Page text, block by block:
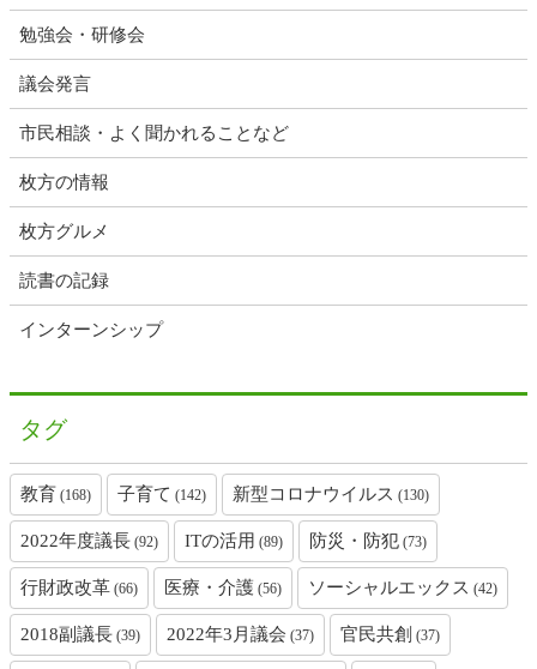
勉強会・研修会
議会発言
市民相談・よく聞かれることなど
枚方の情報
枚方グルメ
読書の記録
インターンシップ
タグ
教育 (168) 子育て (142) 新型コロナウイルス (130)
2022年度議長 (92) ITの活用 (89) 防災・防犯 (73)
行財政改革 (66) 医療・介護 (56) ソーシャルエックス (42)
2018副議長 (39) 2022年3月議会 (37) 官民共創 (37)